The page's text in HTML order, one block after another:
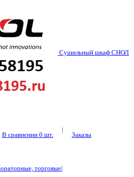
Сушильный шкаф СНОЛ
В сравнении 0 шт.
|
Заказы